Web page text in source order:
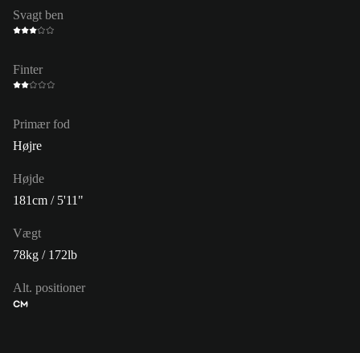
Svagt ben
Finter
Primær fod
Højre
Højde
181cm / 5'11"
Vægt
78kg / 172lb
Alt. positioner
CM